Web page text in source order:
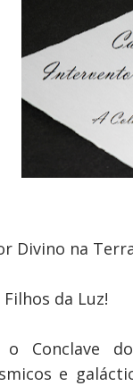
Divino na
da Luz!
Conclave
e